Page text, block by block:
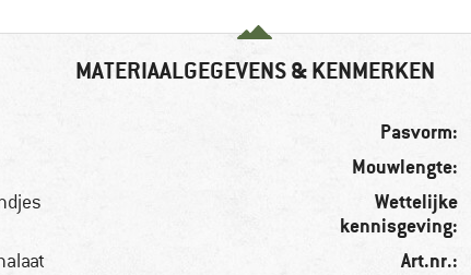
MATERIAALGEGEVENS & KENMERKEN
Pasvorm:
Mouwlengte:
Wettelijke
kennisgeving:
Art.nr.: